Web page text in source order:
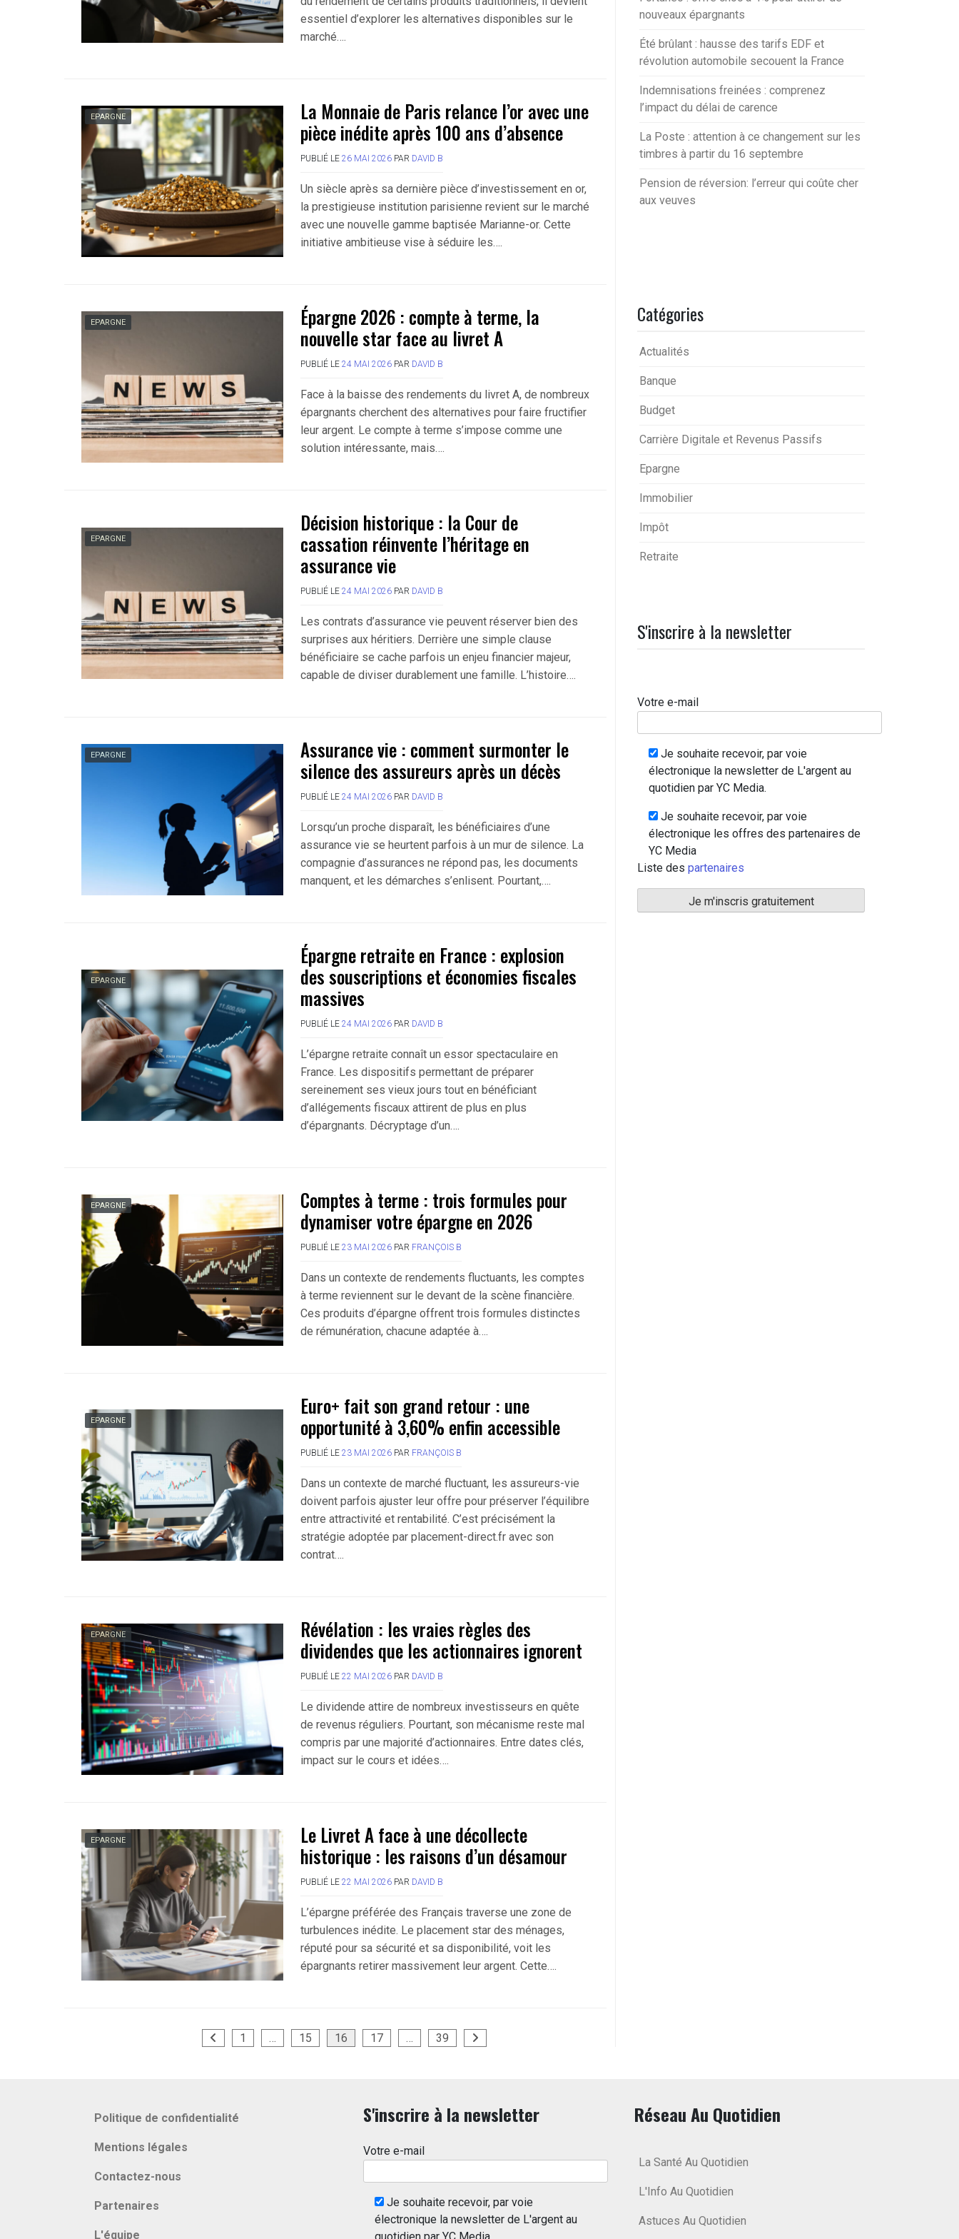
essentiel d’explorer les alternatives disponibles sur le
marché….
EPARGNE
La Monnaie de Paris relance l’or avec une
pièce inédite après 100 ans d’absence
PUBLIÉ LE 26 MAI 2026 PAR DAVID B
Un siècle après sa dernière pièce d’investissement en or,
la prestigieuse institution parisienne revient sur le marché
avec une nouvelle gamme baptisée Marianne-or. Cette
initiative ambitieuse vise à séduire les….
EPARGNE
Épargne 2026 : compte à terme, la
nouvelle star face au livret A
PUBLIÉ LE 24 MAI 2026 PAR DAVID B
Face à la baisse des rendements du livret A, de nombreux
épargnants cherchent des alternatives pour faire fructifier
leur argent. Le compte à terme s’impose comme une
solution intéressante, mais….
EPARGNE
Décision historique : la Cour de
cassation réinvente l’héritage en
assurance vie
PUBLIÉ LE 24 MAI 2026 PAR DAVID B
Les contrats d’assurance vie peuvent réserver bien des
surprises aux héritiers. Derrière une simple clause
bénéficiaire se cache parfois un enjeu financier majeur,
capable de diviser durablement une famille. L’histoire….
EPARGNE
Assurance vie : comment surmonter le
silence des assureurs après un décès
PUBLIÉ LE 24 MAI 2026 PAR DAVID B
Lorsqu’un proche disparaît, les bénéficiaires d’une
assurance vie se heurtent parfois à un mur de silence. La
compagnie d’assurances ne répond pas, les documents
manquent, et les démarches s’enlisent. Pourtant,….
EPARGNE
Épargne retraite en France : explosion
des souscriptions et économies fiscales
massives
PUBLIÉ LE 24 MAI 2026 PAR DAVID B
L’épargne retraite connaît un essor spectaculaire en
France. Les dispositifs permettant de préparer
sereinement ses vieux jours tout en bénéficiant
d’allégements fiscaux attirent de plus en plus
d’épargnants. Décryptage d’un….
EPARGNE
Comptes à terme : trois formules pour
dynamiser votre épargne en 2026
PUBLIÉ LE 23 MAI 2026 PAR FRANÇOIS B
Dans un contexte de rendements fluctuants, les comptes
à terme reviennent sur le devant de la scène financière.
Ces produits d’épargne offrent trois formules distinctes
de rémunération, chacune adaptée à….
EPARGNE
Euro+ fait son grand retour : une
opportunité à 3,60% enfin accessible
PUBLIÉ LE 23 MAI 2026 PAR FRANÇOIS B
Dans un contexte de marché fluctuant, les assureurs-vie
doivent parfois ajuster leur offre pour préserver l’équilibre
entre attractivité et rentabilité. C’est précisément la
stratégie adoptée par placement-direct.fr avec son
contrat….
EPARGNE
Révélation : les vraies règles des
dividendes que les actionnaires ignorent
PUBLIÉ LE 22 MAI 2026 PAR DAVID B
Le dividende attire de nombreux investisseurs en quête
de revenus réguliers. Pourtant, son mécanisme reste mal
compris par une majorité d’actionnaires. Entre dates clés,
impact sur le cours et idées….
EPARGNE
Le Livret A face à une décollecte
historique : les raisons d’un désamour
PUBLIÉ LE 22 MAI 2026 PAR DAVID B
L’épargne préférée des Français traverse une zone de
turbulences inédite. Le placement star des ménages,
réputé pour sa sécurité et sa disponibilité, voit les
épargnants retirer massivement leur argent. Cette….
1 … 15 16 17 … 39
nouveaux épargnants
Été brûlant : hausse des tarifs EDF et
révolution automobile secouent la France
Indemnisations freinées : comprenez
l’impact du délai de carence
La Poste : attention à ce changement sur les
timbres à partir du 16 septembre
Pension de réversion: l’erreur qui coûte cher
aux veuves
Catégories
Actualités
Banque
Budget
Carrière Digitale et Revenus Passifs
Epargne
Immobilier
Impôt
Retraite
S'inscrire à la newsletter
Votre e-mail
Je souhaite recevoir, par voie
électronique la newsletter de L'argent au
quotidien par YC Media.
Je souhaite recevoir, par voie
électronique les offres des partenaires de
YC Media
Liste des partenaires
Politique de confidentialité
Mentions légales
Contactez-nous
Partenaires
L'équipe
S'inscrire à la newsletter
Votre e-mail
Je souhaite recevoir, par voie
électronique la newsletter de L'argent au
Réseau Au Quotidien
La Santé Au Quotidien
L'Info Au Quotidien
Astuces Au Quotidien